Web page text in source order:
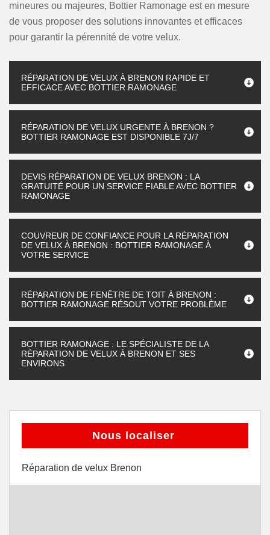
mineures ou majeures, Bottier Ramonage est en mesure
de vous proposer des solutions innovantes et efficaces
pour garantir la pérennité de votre velux.
RÉPARATION DE VELUX À BRENON RAPIDE ET
EFFICACE AVEC BOTTIER RAMONAGE
RÉPARATION DE VELUX URGENTE À BRENON ?
BOTTIER RAMONAGE EST DISPONIBLE 7J/7
DEVIS RÉPARATION DE VELUX BRENON : LA
GRATUITÉ POUR UN SERVICE FIABLE AVEC BOTTIER
RAMONAGE
COUVREUR DE CONFIANCE POUR LA RÉPARATION
DE VELUX À BRENON : BOTTIER RAMONAGE À
VOTRE SERVICE
RÉPARATION DE FENÊTRE DE TOIT À BRENON :
BOTTIER RAMONAGE RÉSOUT VOTRE PROBLÈME
BOTTIER RAMONAGE : LE SPÉCIALISTE DE LA
RÉPARATION DE VELUX À BRENON ET SES
ENVIRONS
Nous localiser
Réparation de velux Brenon